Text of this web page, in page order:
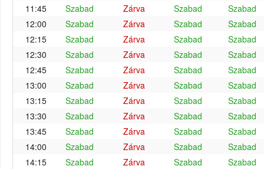
11:45
Szabad Zárva Szabad
Szabad
12:00
Szabad Zárva Szabad
Szabad
12:15
Szabad Zárva Szabad
Szabad
12:30
Szabad Zárva Szabad
Szabad
12:45
Szabad Zárva Szabad
Szabad
13:00
Szabad Zárva Szabad
Szabad
13:15
Szabad Zárva Szabad
Szabad
13:30
Szabad Zárva Szabad
Szabad
13:45
Szabad Zárva Szabad
Szabad
14:00
Szabad Zárva Szabad
Szabad
14:15
Szabad Zárva Szabad
Szabad